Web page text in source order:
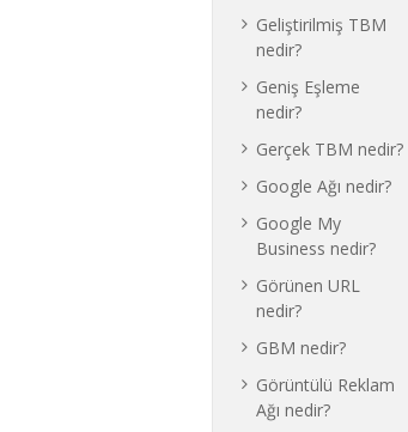
Geliştirilmiş TBM
nedir?
Geniş Eşleme
nedir?
Gerçek TBM nedir?
Google Ağı nedir?
Google My
Business nedir?
Görünen URL
nedir?
GBM nedir?
Görüntülü Reklam
Ağı nedir?